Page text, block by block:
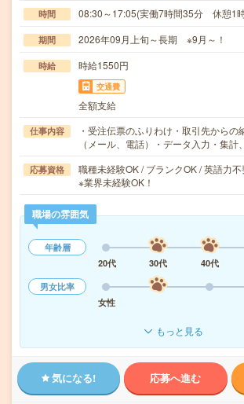
時間 08:30～17:05(実働7時間35分 休憩1
期間 2026年09月上旬～長期 ※9月～！
時給 時給1550円
交通費
全額支給
仕事内容
・受注伝票のふりわけ・取引先からの
（メール、電話）・データ入力・集
応募資格
職種未経験OK / ブランクOK / 英語力不
※業界未経験OK！
職場の雰囲気
年齢層
20代
30代 40代
男女比率
女性
もっと見る
気になる! 応募へ進む